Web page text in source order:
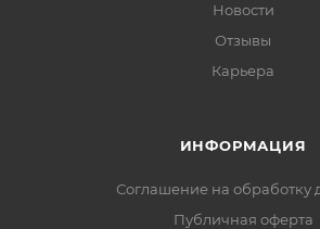
Новости
Отзывы
Карьера
ИНФОРМАЦИЯ
Соглашение на обработку
Публичная оферта